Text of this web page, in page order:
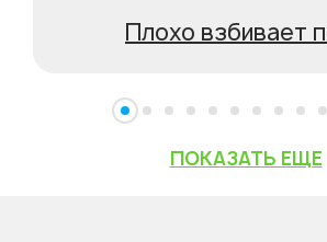
Плохо взбивает
ПОКАЗАТЬ ЕЩЕ